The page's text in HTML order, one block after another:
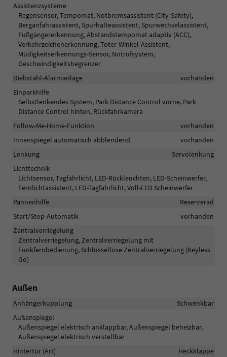
Assistenzsysteme
Regensensor, Tempomat, Notbremsassistent (City-Safety),
Berganfahrassistent, Spurhalteassistent, Spurwechselassistent,
Fußgängererkennung, Abstandstempomat adaptiv (ACC),
Verkehrzeichenerkennung, Toter-Winkel-Assistent,
Müdigkeitserkennungs-Sensor, Notrufsystem,
Geschwindigkeitsbegrenzer
Diebstahl-Alarmanlage
vorhanden
Einparkhilfe
Selbstlenkendes System, Park Distance Control vorne, Park
Distance Control hinten, Rückfahrkamera
Follow-Me-Home-Funktion
vorhanden
Innenspiegel automatisch abblendend
vorhanden
Lenkung
Servolenkung
Lichttechnik
Lichtsensor, Tagfahrlicht, LED-Rückleuchten, LED-Scheinwerfer,
Fernlichtassistent, LED-Tagfahrlicht, Voll-LED Scheinwerfer
Pannenhilfe
Reserverad
Start/Stop-Automatik
vorhanden
Zentralverriegelung
Zentralverriegelung, Zentralverriegelung mit
Funkfernbedienung, Schlüssellose Zentralverriegelung (Keyless
Go)
Außen
Anhängerkupplung
Schwenkbar
Außenspiegel
Außenspiegel elektrisch anklappbar, Außenspiegel beheizbar,
Außenspiegel elektrisch verstellbar
Hintertür (Art)
Heckklappe